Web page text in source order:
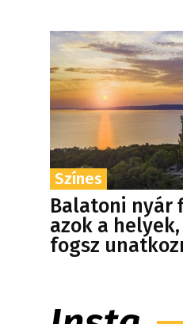
Színes
Balatoni nyár
azok a
fogsz